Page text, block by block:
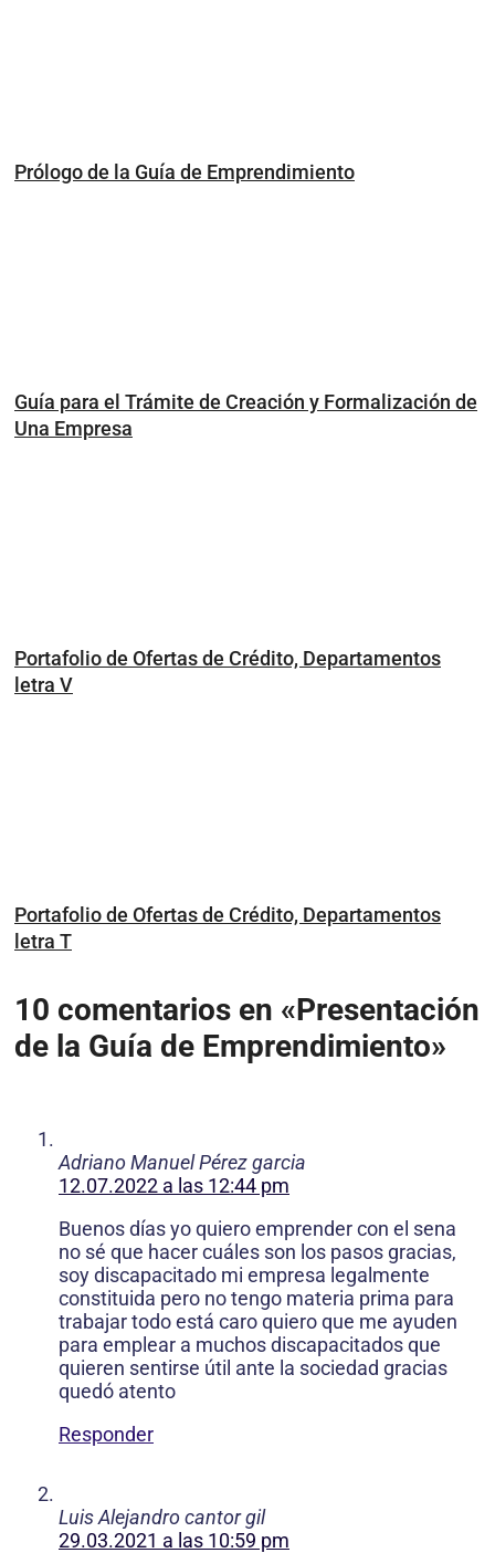
Prólogo de la Guía de Emprendimiento
Guía para el Trámite de Creación y Formalización de
Una Empresa
Portafolio de Ofertas de Crédito, Departamentos
letra V
Portafolio de Ofertas de Crédito, Departamentos
letra T
10 comentarios en «Presentación
de la Guía de Emprendimiento»
Adriano Manuel Pérez garcia
12.07.2022 a las 12:44 pm
Buenos días yo quiero emprender con el sena
no sé que hacer cuáles son los pasos gracias,
soy discapacitado mi empresa legalmente
constituida pero no tengo materia prima para
trabajar todo está caro quiero que me ayuden
para emplear a muchos discapacitados que
quieren sentirse útil ante la sociedad gracias
quedó atento
Responder
Luis Alejandro cantor gil
29.03.2021 a las 10:59 pm